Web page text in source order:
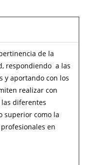
de la
respondiendo a las
y aportando con los
realizar con
diferentes
superior como la
en